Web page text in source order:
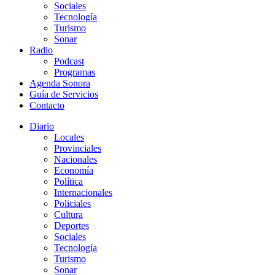
Sociales
Tecnología
Turismo
Sonar
Radio
Podcast
Programas
Agenda Sonora
Guía de Servicios
Contacto
Diario
Locales
Provinciales
Nacionales
Economía
Política
Internacionales
Policiales
Cultura
Deportes
Sociales
Tecnología
Turismo
Sonar